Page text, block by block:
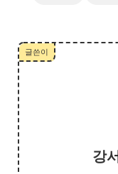
글쓴이
강